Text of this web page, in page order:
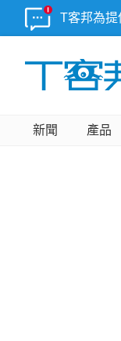
T客邦為提
新聞 產品